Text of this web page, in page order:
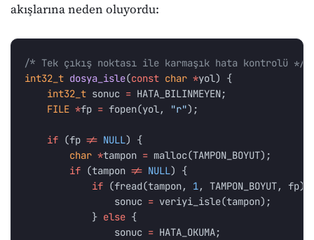
akışlarına neden oluyordu:
/* Tek çıkış noktası ile karmaşık hata kontrolü */
int32_t dosya_isle(const char *yol)
{
int32_t sonuc = HATA_BILINMEYEN;
FILE *fp = fopen(yol, "r");
if (fp != NULL)
{
char *tampon = malloc(TAMPON_BOYUT);
if (tampon != NULL)
{
if (fread(tampon, 1, TAMPON_BOYUT, fp)
sonuc = veriyi_isle(tampon);
} else {
sonuc = HATA_OKUMA;